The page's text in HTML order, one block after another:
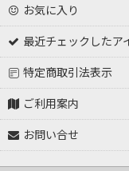
お気に入り
最近チェックしたア
特定商取引法表示
ご利用案内
お問い合せ